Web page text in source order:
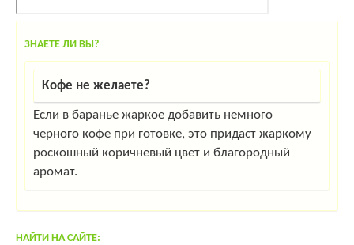
ЗНАЕТЕ ЛИ ВЫ?
Кофе не желаете?
Если в баранье жаркое добавить немного
черного кофе при готовке, это придаст жаркому
роскошный коричневый цвет и благородный
аромат.
НАЙТИ НА САЙТЕ: